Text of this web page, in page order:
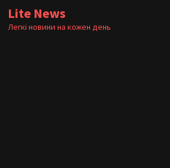
Skip
to
Lite News
Легкі новини на кожен день